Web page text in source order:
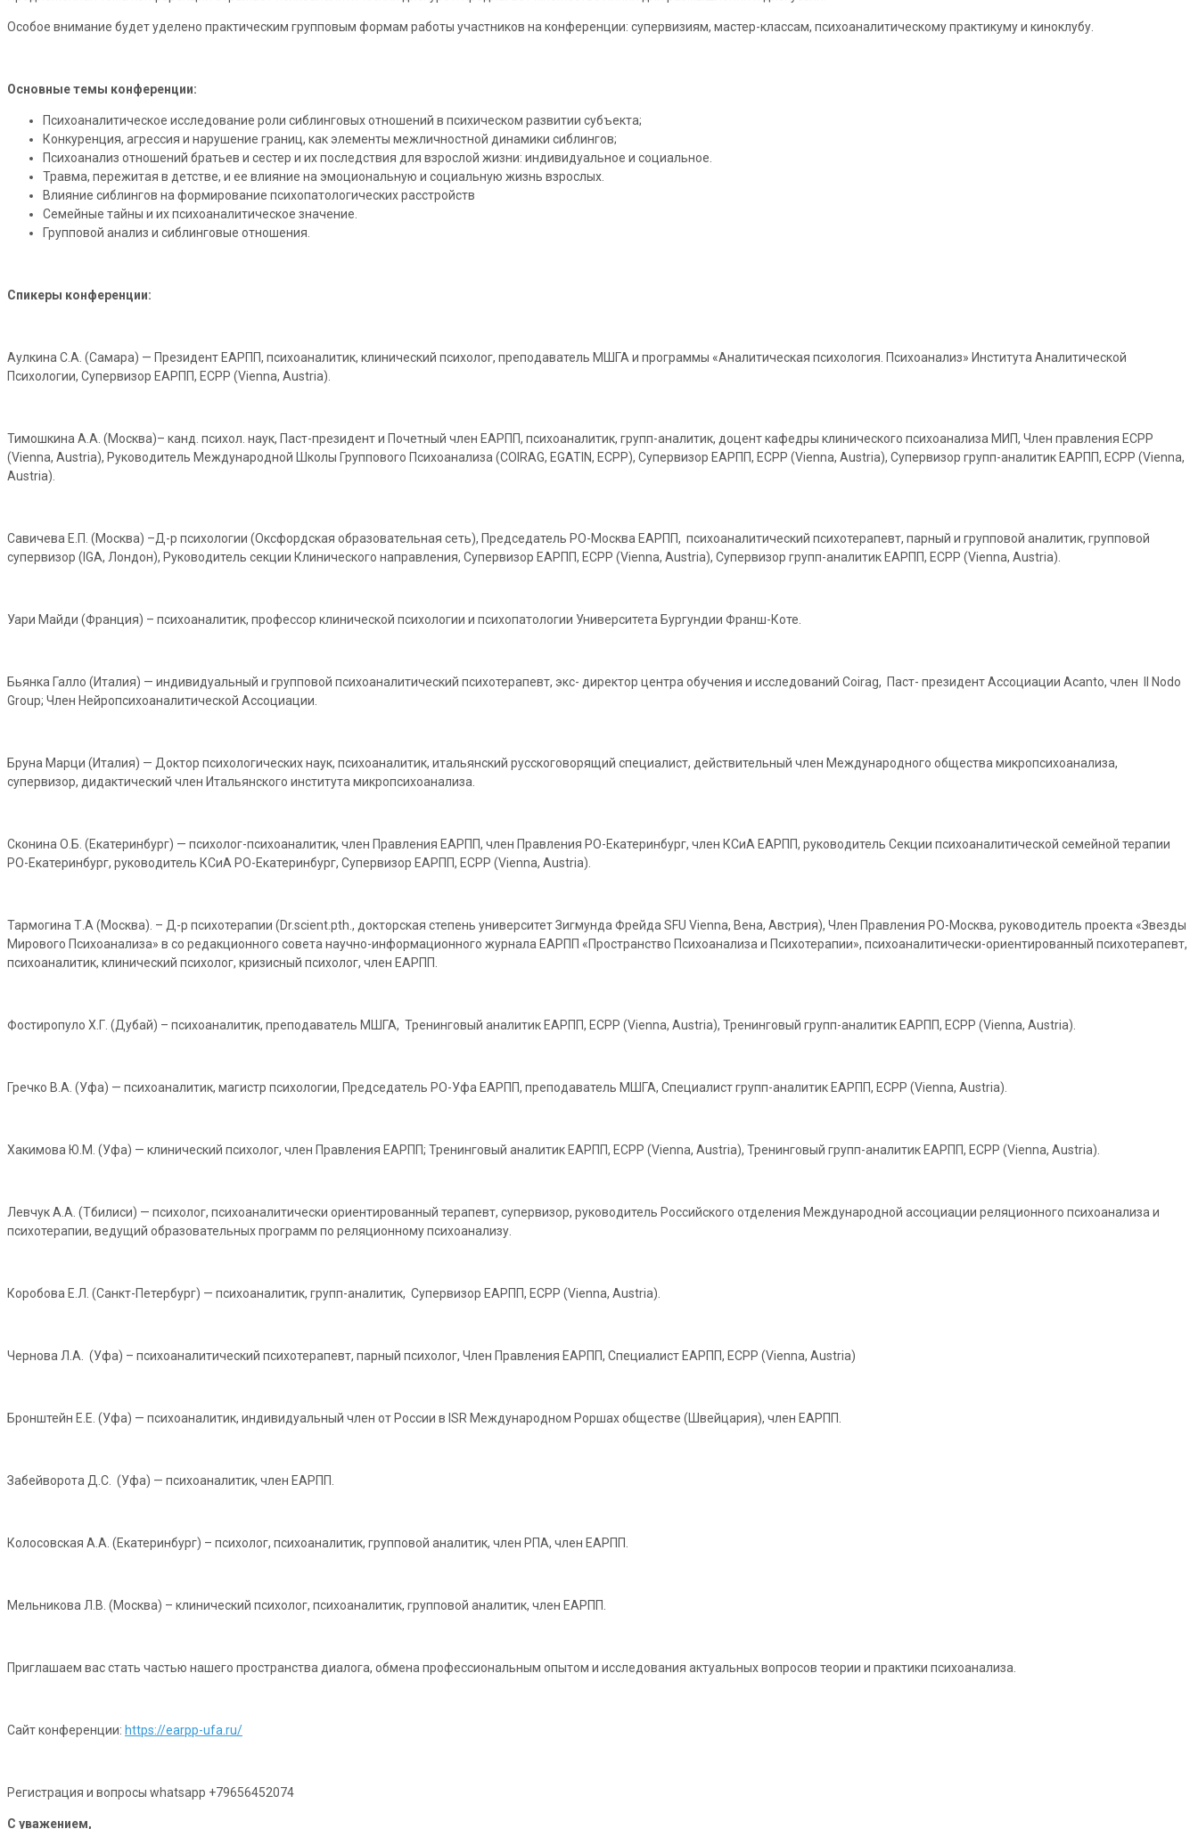
Особое внимание будет уделено практическим групповым формам работы участников на конференции: супервизиям, мастер-классам, психоаналитическому практикуму и киноклубу.
Основные темы конференции:
Психоаналитическое исследование роли сиблинговых отношений в психическом развитии субъекта;
Конкуренция, агрессия и нарушение границ, как элементы межличностной динамики сиблингов;
Психоанализ отношений братьев и сестер и их последствия для взрослой жизни: индивидуальное и социальное.
Травма, пережитая в детстве, и ее влияние на эмоциональную и социальную жизнь взрослых.
Влияние сиблингов на формирование психопатологических расстройств
Семейные тайны и их психоаналитическое значение.
Групповой анализ и сиблинговые отношения.
Спикеры конференции:
Аулкина С.А. (Самара) — Президент ЕАРПП, психоаналитик, клинический психолог, преподаватель МШГА и программы «Аналитическая психология. Психоанализ» Института Аналитической
Психологии, Супервизор ЕАРПП, ECPP (Vienna, Austria).
Тимошкина А.А. (Москва)– канд. психол. наук, Паст-президент и Почетный член ЕАРПП, психоаналитик, групп-аналитик, доцент кафедры клинического психоанализа МИП, Член правления ECPP
(Vienna, Austria), Руководитель Международной Школы Группового Психоанализа (COIRAG, EGATIN, ECPP), Cупервизор ЕАРПП, ECPP (Vienna, Austria), Cупервизор групп-аналитик ЕАРПП, ECPP (Vienna,
Austria).
Савичева Е.П. (Москва) –Д-р психологии (Оксфордская образовательная сеть), Председатель РО-Москва ЕАРПП, психоаналитический психотерапевт, парный и групповой аналитик, групповой
супервизор (IGA, Лондон), Руководитель секции Клинического направления, Супервизор ЕАРПП, ECPP (Vienna, Austria), Cупервизор групп-аналитик ЕАРПП, ECPP (Vienna, Austria).
Уари Майди (Франция) – психоаналитик, профессор клинической психологии и психопатологии Университета Бургундии Франш-Коте.
Бьянка Галло (Италия) — индивидуальный и групповой психоаналитический психотерапевт, экс- директор центра обучения и исследований Coirag, Паст- президент Ассоциации Acanto, член Il Nodo
Group; Член Нейропсихоаналитической Ассоциации.
Бруна Марци (Италия) — Доктор психологических наук, психоаналитик, итальянский русскоговорящий специалист, действительный член Международного общества микропсихоанализа,
супервизор, дидактический член Итальянского института микропсихоанализа.
Сконина О.Б. (Екатеринбург) — психолог-психоаналитик, член Правления ЕАРПП, член Правления РО-Екатеринбург, член КСиА ЕАРПП, руководитель Секции психоаналитической семейной терапии
РО-Екатеринбург, руководитель КСиА РО-Екатеринбург, Супервизор ЕАРПП, ECPP (Vienna, Austria).
Тармогина Т.А (Москва). – Д-р психотерапии (Dr.scient.pth., докторская степень университет Зигмунда Фрейда SFU Vienna, Вена, Австрия), Член Правления РО-Москва, руководитель проекта «Звезды
Мирового Психоанализа» в со редакционного совета научно-информационного журнала ЕАРПП «Пространство Психоанализа и Психотерапии», психоаналитически-ориентированный психотерапевт,
психоаналитик, клинический психолог, кризисный психолог, член ЕАРПП.
Фостиропуло Х.Г. (Дубай) – психоаналитик, преподаватель МШГА, Тренинговый аналитик ЕАРПП, ECPP (Vienna, Austria), Тренинговый групп-аналитик ЕАРПП, ECPP (Vienna, Austria).
Гречко В.А. (Уфа) — психоаналитик, магистр психологии, Председатель РО-Уфа ЕАРПП, преподаватель МШГА, Специалист групп-аналитик ЕАРПП, ECPP (Vienna, Austria).
Хакимова Ю.М. (Уфа) — клинический психолог, член Правления ЕАРПП; Тренинговый аналитик ЕАРПП, ЕСРР (Vienna, Austria), Тренинговый групп-аналитик ЕАРПП, ЕСРР (Vienna, Austria).
Левчук А.А. (Тбилиси) — психолог, психоаналитически ориентированный терапевт, супервизор, руководитель Российского отделения Международной ассоциации реляционного психоанализа и
психотерапии, ведущий образовательных программ по реляционному психоанализу.
Коробова Е.Л. (Санкт-Петербург) — психоаналитик, групп-аналитик, Супервизор ЕАРПП, ECPP (Vienna, Austria).
Чернова Л.А. (Уфа) – психоаналитический психотерапевт, парный психолог, Член Правления ЕАРПП, Специалист ЕАРПП, ECPP (Vienna, Austria)
Бронштейн Е.Е. (Уфа) — психоаналитик, индивидуальный член от России в ISR Международном Роршах обществе (Швейцария), член ЕАРПП.
Забейворота Д.С. (Уфа) — психоаналитик, член ЕАРПП.
Колосовская А.А. (Екатеринбург) – психолог, психоаналитик, групповой аналитик, член РПА, член ЕАРПП.
Мельникова Л.В. (Москва) – клинический психолог, психоаналитик, групповой аналитик, член ЕАРПП.
Приглашаем вас стать частью нашего пространства диалога, обмена профессиональным опытом и исследования актуальных вопросов теории и практики психоанализа.
Сайт конференции: https://earpp-ufa.ru/
Регистрация и вопросы whatsapp +79656452074
С уважением,